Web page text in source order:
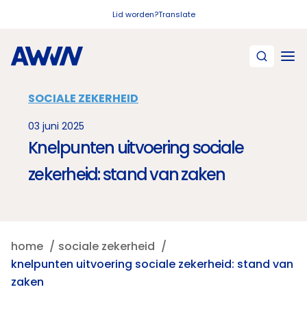
Lid worden?Translate
SOCIALE ZEKERHEID
03 juni 2025
Knelpunten uitvoering sociale
zekerheid: stand van zaken
home
sociale zekerheid
knelpunten uitvoering sociale zekerheid: stand van
zaken